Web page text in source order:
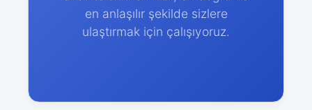
en anlaşılır şekilde sizlere
ulaştırmak için çalışıyoruz.